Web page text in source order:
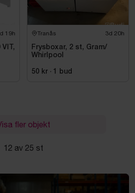
19h
VIT,
Tranås 3d 20h
Frysboxar, 2 st, Gram/
Whirlpool
50 kr · bud
fler objekt
12 av 25 st